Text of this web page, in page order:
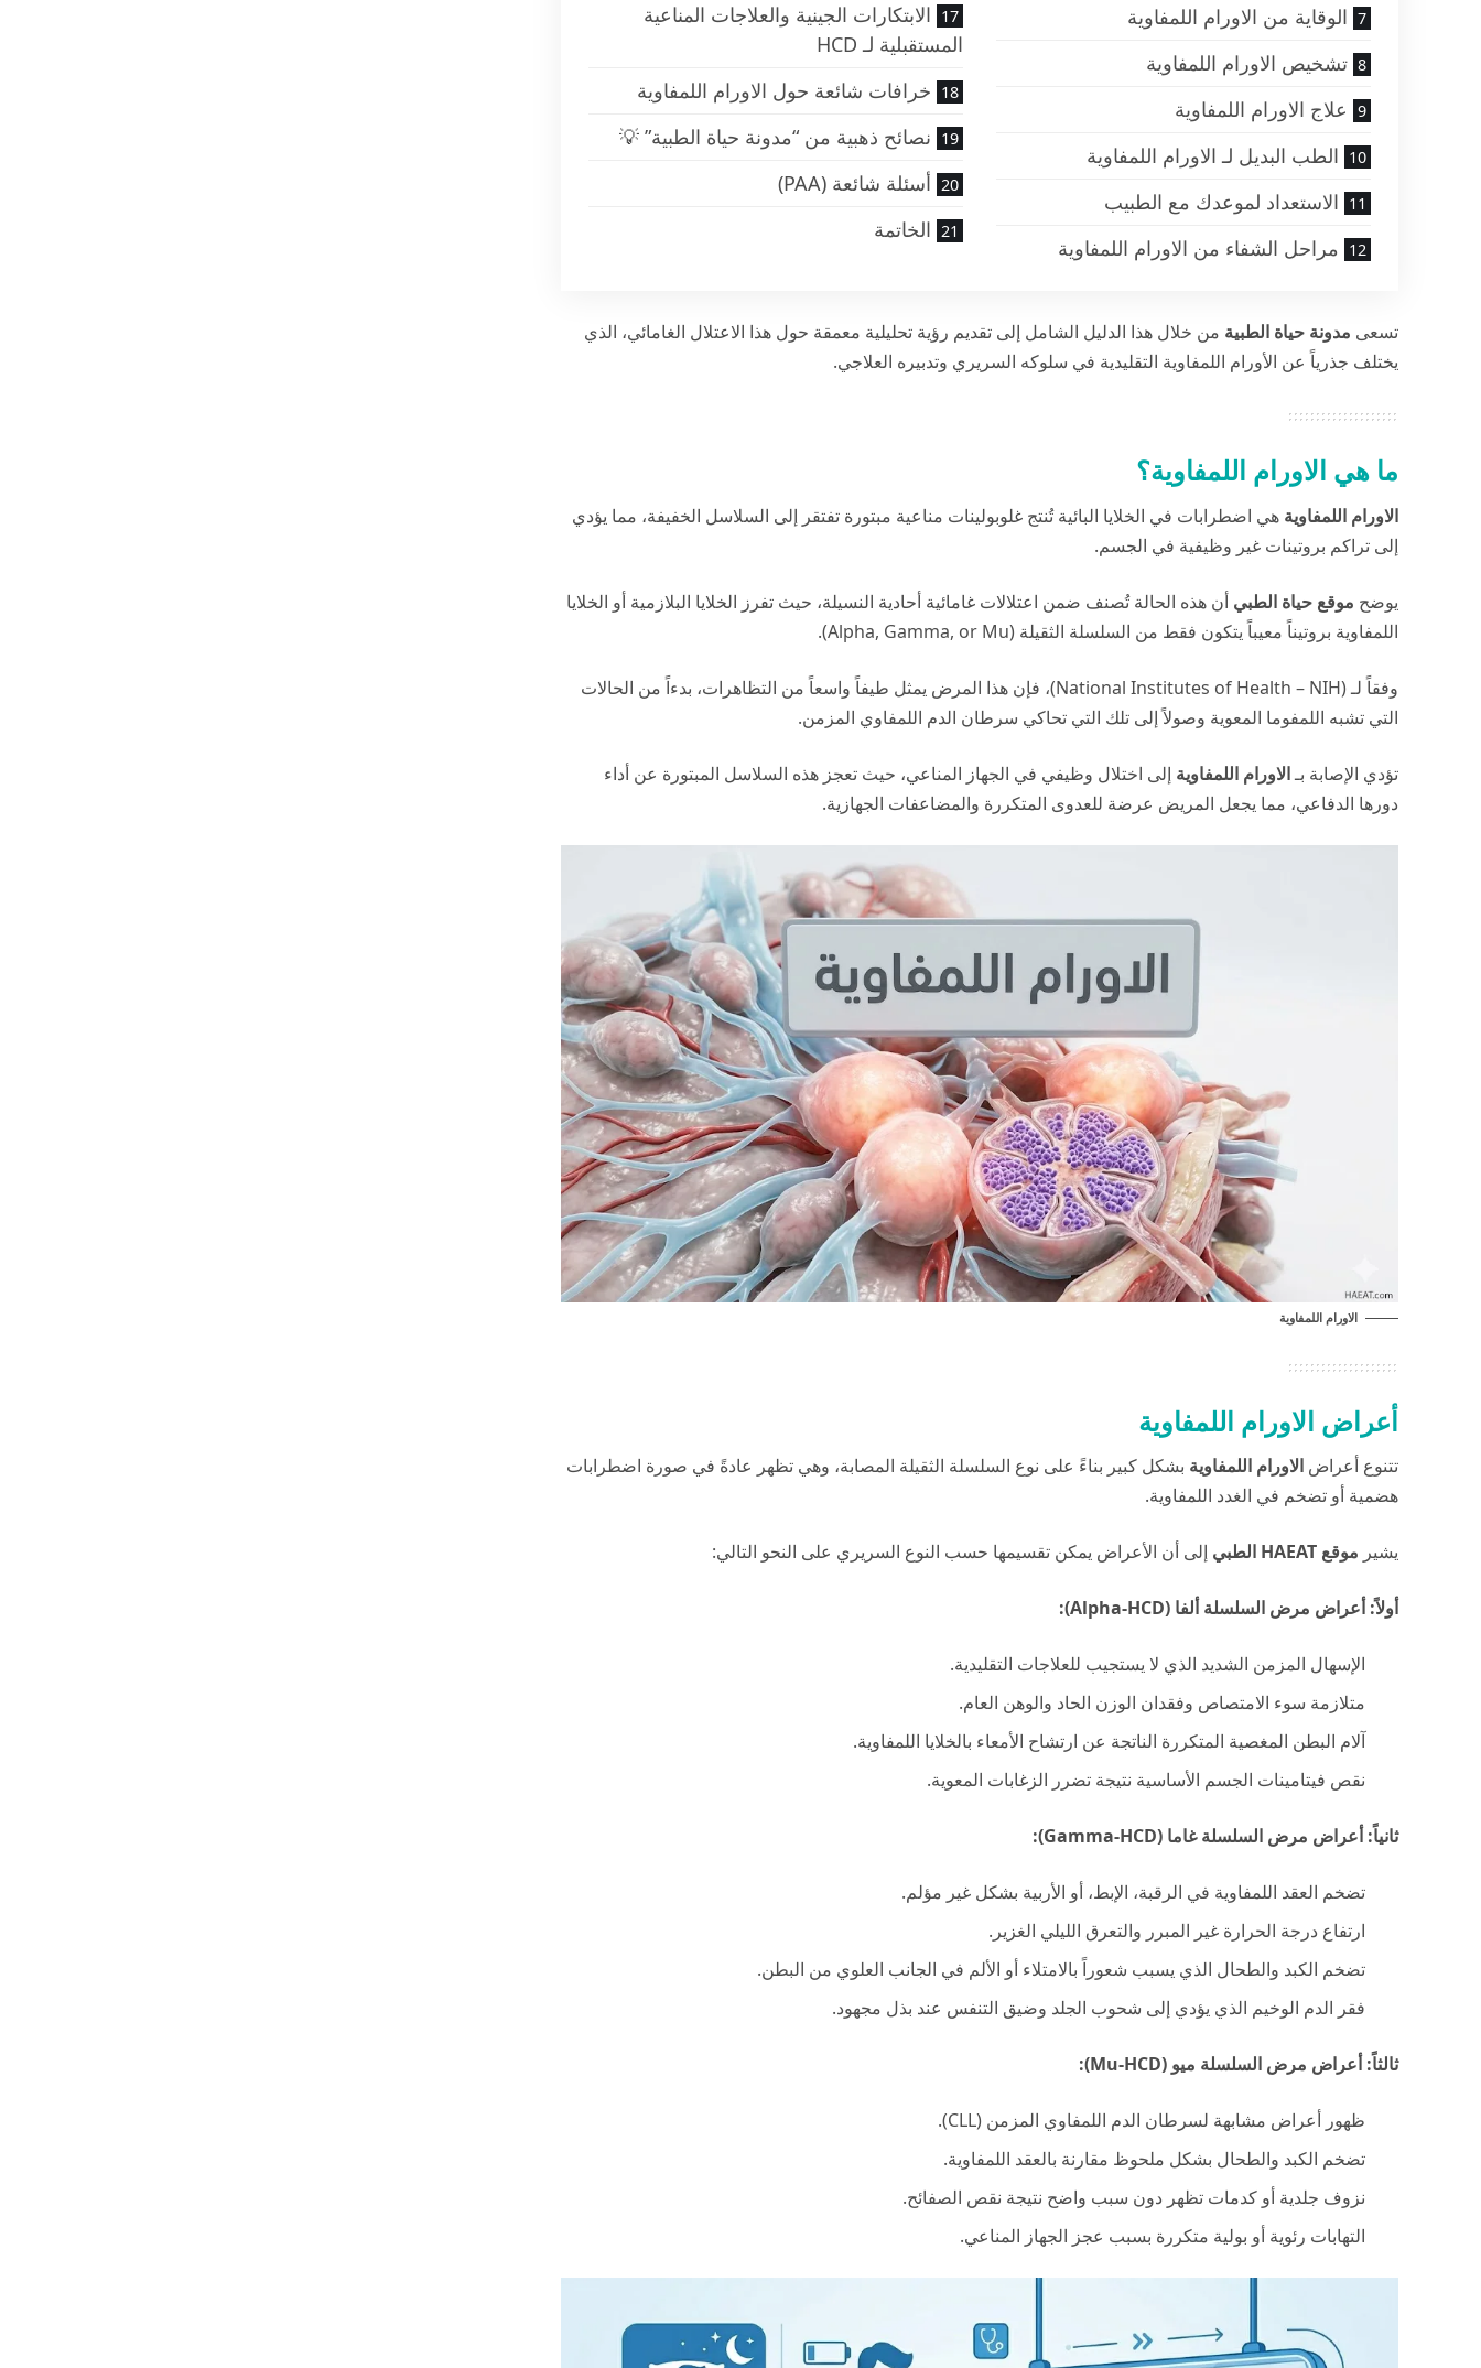
الوقاية من الاورام اللمفاوية
تشخيص الاورام اللمفاوية
علاج الاورام اللمفاوية
الطب البديل لـ الاورام اللمفاوية
الاستعداد لموعدك مع الطبيب
مراحل الشفاء من الاورام اللمفاوية
الابتكارات الجينية والعلاجات المناعية
المستقبلية لـ HCD
خرافات شائعة حول الاورام اللمفاوية
نصائح ذهبية من “مدونة حياة الطبية” 💡
أسئلة شائعة (PAA)
الخاتمة
تسعى مدونة حياة الطبية من خلال هذا الدليل الشامل إلى تقديم رؤية تحليلية معمقة حول هذا الاعتلال الغامائي، الذي
يختلف جذرياً عن الأورام اللمفاوية التقليدية في سلوكه السريري وتدبيره العلاجي.
ما هي الاورام اللمفاوية؟
الاورام اللمفاويةهي اضطرابات في الخلايا البائية تُنتج غلوبولينات مناعية مبتورة تفتقر إلى السلاسل الخفيفة، مما يؤدي
إلى تراكم بروتينات غير وظيفية في الجسم.
يوضح موقع حياة الطبي أن هذه الحالة تُصنف ضمن اعتلالات غامائية أحادية النسيلة، حيث تفرز الخلايا البلازمية أو الخلايا
اللمفاوية بروتيناً معيباً يتكون فقط من السلسلة الثقيلة (Alpha, Gamma, or Mu).
وفقاً لـ (National Institutes of Health – NIH)، فإن هذا المرض يمثل طيفاً واسعاً من التظاهرات، بدءاً من الحالات
التي تشبه اللمفوما المعوية وصولاً إلى تلك التي تحاكي سرطان الدم اللمفاوي المزمن.
تؤدي الإصابة بـالاورام اللمفاوية إلى اختلال وظيفي في الجهاز المناعي، حيث تعجز هذه السلاسل المبتورة عن أداء
دورها الدفاعي، مما يجعل المريض عرضة للعدوى المتكررة والمضاعفات الجهازية.
الاورام اللمفاوية
أعراض الاورام اللمفاوية
تتنوع أعراضالاورام اللمفاوية بشكل كبير بناءً على نوع السلسلة الثقيلة المصابة، وهي تظهر عادةً في صورة اضطرابات
هضمية أو تضخم في الغدد اللمفاوية.
يشير موقع HAEAT الطبي إلى أن الأعراض يمكن تقسيمها حسب النوع السريري على النحو التالي:
أولاً: أعراض مرض السلسلة ألفا (Alpha-HCD):
الإسهال المزمن الشديد الذي لا يستجيب للعلاجات التقليدية.
متلازمة سوء الامتصاص وفقدان الوزن الحاد والوهن العام.
آلام البطن المغصية المتكررة الناتجة عن ارتشاح الأمعاء بالخلايا اللمفاوية.
نقص فيتامينات الجسم الأساسية نتيجة تضرر الزغابات المعوية.
ثانياً: أعراض مرض السلسلة غاما (Gamma-HCD):
تضخم العقد اللمفاوية في الرقبة، الإبط، أو الأربية بشكل غير مؤلم.
ارتفاع درجة الحرارة غير المبرر والتعرق الليلي الغزير.
تضخم الكبد والطحال الذي يسبب شعوراً بالامتلاء أو الألم في الجانب العلوي من البطن.
فقر الدم الوخيم الذي يؤدي إلى شحوب الجلد وضيق التنفس عند بذل مجهود.
ثالثاً: أعراض مرض السلسلة ميو (Mu-HCD):
ظهور أعراض مشابهة لسرطان الدم اللمفاوي المزمن (CLL).
تضخم الكبد والطحال بشكل ملحوظ مقارنة بالعقد اللمفاوية.
نزوف جلدية أو كدمات تظهر دون سبب واضح نتيجة نقص الصفائح.
التهابات رئوية أو بولية متكررة بسبب عجز الجهاز المناعي.